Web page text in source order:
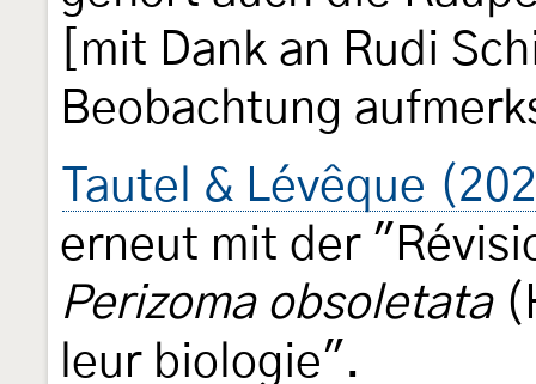
[mit Dank an Rudi
Beobachtung
Tautel & Lévêque
erneut mit der
Perizoma obsoletata
leur biologie".